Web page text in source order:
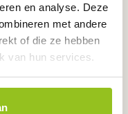
en analyse. Deze
met andere
of die ze hebben
van hun services.